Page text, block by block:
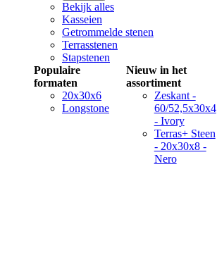
Bekijk alles
Kasseien
Getrommelde stenen
Terrasstenen
Stapstenen
Populaire
formaten
20x30x6
Longstone
Nieuw in het
assortiment
Zeskant -
60/52,5x30x4
- Ivory
Terras+ Steen
- 20x30x8 -
Nero